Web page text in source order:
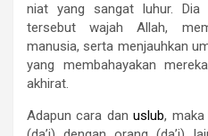
niat yang sangat luhur. Dia
tersebut wajah Allah,
manusia, serta menjauhkan
yang membahayakan
akhirat.
Adapun cara danuslub, maka